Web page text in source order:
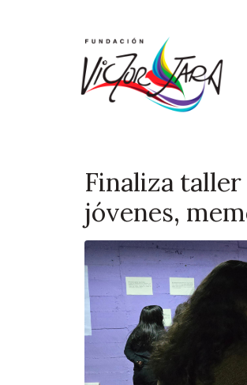
Finaliza
jóvenes,